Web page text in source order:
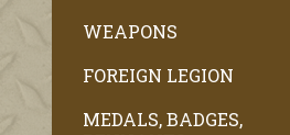
WEAPONS
FOREIGN LEGION
MEDALS, BADGES,